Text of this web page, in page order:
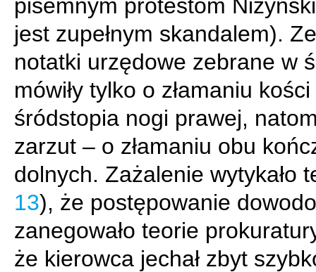
pisemnym protestom
jest zupełnym skandalem).
notatki urzędowe zebrane w
mówiły tylko o złamaniu kości
śródstopia nogi prawej,
zarzut – o złamaniu obu
dolnych. Zażalenie wytykało
13), że postępowanie
zanegowało teorie
że kierowca jechał zbyt